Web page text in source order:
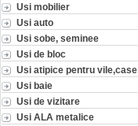
Usi mobilier
Usi auto
Usi sobe, seminee
Usi de bloc
Usi atipice pentru vile,case
Usi baie
Usi de vizitare
Usi ALA metalice